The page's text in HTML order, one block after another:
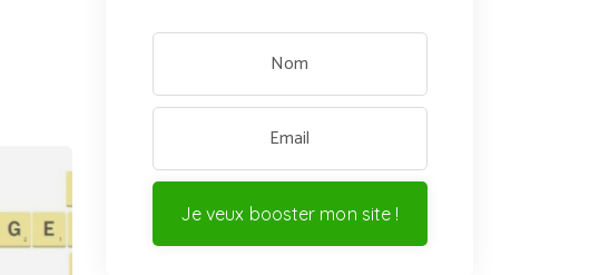
Je veux booster mon site !